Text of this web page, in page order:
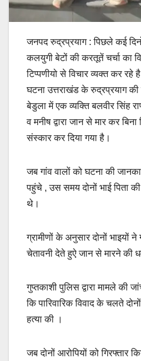
जनपद रुद्रप्रयाग : पिछले कई
कलयुगी बेटों की करतूतें चर्चा का
टिप्पणीयो से विचार व्यक्त कर रहे
घटना उत्तराखंड के रुद्रप्रयाग की
बेडुला में एक व्यक्ति बलवीर सिंह
व मनीष द्वारा जान से मार कर
संस्कार कर दिया गया है।
जब गांव वालों को घटना की
पहुंचे , उस समय दोनों भाई पिता
थे।
ग्रामीणों के अनुसार दोनों भाइयों
चेतावनी देते हुऐ जान से मारने की
गुप्तकाशी पुलिस द्वारा मामले की
कि पारिवारिक विवाद के चलते
हत्या की ।
जब दोनों आरोपियों को गिरफ्तार